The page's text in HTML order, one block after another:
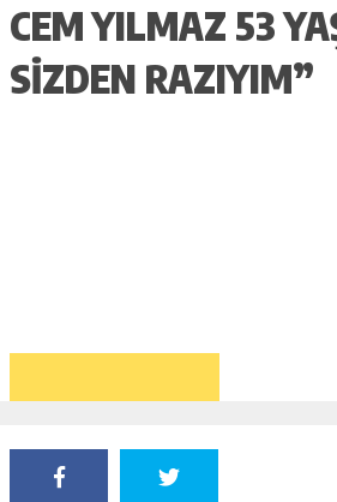
CEM YILMAZ 53
SIZDEN RAZIYIM”